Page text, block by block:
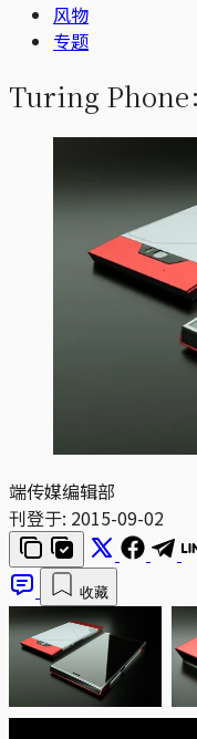
风物
专题
Turing Phone
端传媒编辑部
刊登于: 2015-09-02
收藏